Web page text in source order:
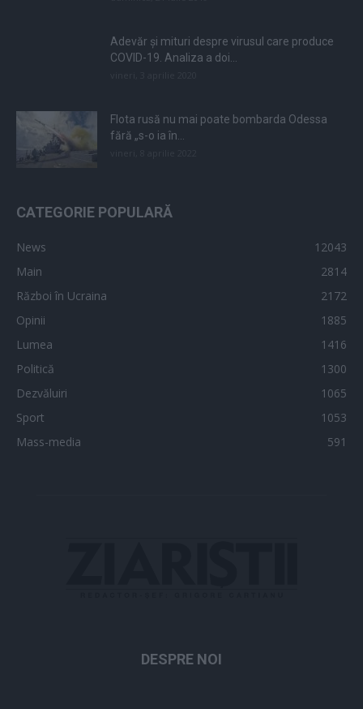
Adevăr și mituri despre virusul care produce
COVID-19. Analiza a doi...
Flota rusă nu mai poate bombarda Odessa
fără „s-o ia în...
CATEGORIE POPULARĂ
News
12043
Main
2814
Război în Ucraina
2172
Opinii
1885
Lumea
1416
Politică
1300
Dezvăluiri
1065
Sport
1053
Mass-media
591
DESPRE NOI